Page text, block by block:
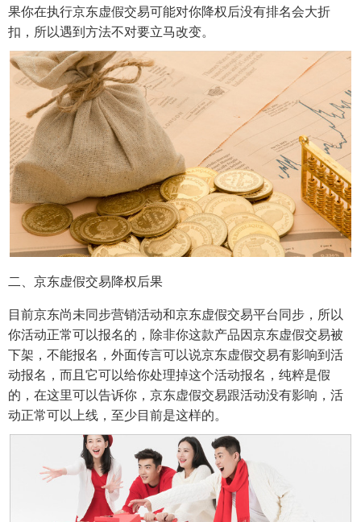
果你在执行京东虚假交易可能对你降权后没有排名会大折
扣，所以遇到方法不对要立马改变。
二、京东虚假交易降权后果
目前京东尚未同步营销活动和京东虚假交易平台同步，所以
你活动正常可以报名的，除非你这款产品因京东虚假交易被
下架，不能报名，外面传言可以说京东虚假交易有影响到活
动报名，而且它可以给你处理掉这个活动报名，纯粹是假
的，在这里可以告诉你，京东虚假交易跟活动没有影响，活
动正常可以上线，至少目前是这样的。